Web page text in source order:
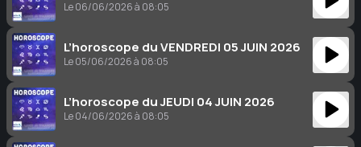
Le 06/06/2026 à 08:05
L’horoscope du VENDREDI 05 JUIN 2026
Le 05/06/2026 à 08:05
L’horoscope du JEUDI 04 JUIN 2026
Le 04/06/2026 à 08:05